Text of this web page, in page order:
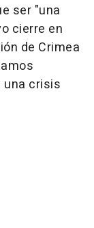
ser "una
cierre en
de Crimea
una crisis